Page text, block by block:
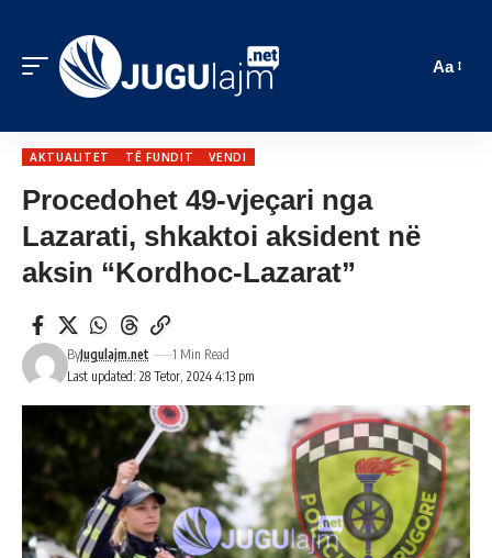
Aa
AKTUALITET TË FUNDIT VENDI
Procedohet 49-vjeçari nga
Lazarati, shkaktoi aksident në
aksin “Kordhoc-Lazarat”
Last updated: 28 Tetor, 2024 4:13 pm
ByJugulajm.net 1 Min Read